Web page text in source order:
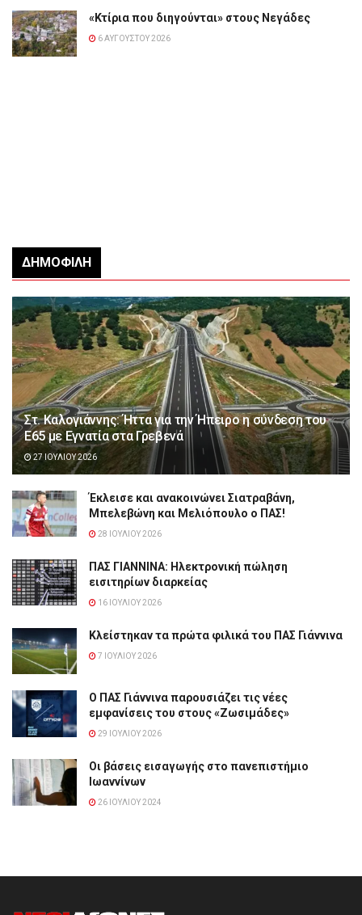
«Κτίρια που διηγούνται» στους Νεγάδες
6 ΑΥΓΟΎΣΤΟΥ 2026
ΔΗΜΟΦΙΛΉ
Στ. Καλογιάννης: Ήττα για την Ήπειρο η σύνδεση του
Ε65 με Εγνατία στα Γρεβενά
27 ΙΟΥΛΊΟΥ 2026
Έκλεισε και ανακοινώνει Σιατραβάνη,
Μπελεβώνη και Μελιόπουλο ο ΠΑΣ!
28 ΙΟΥΛΊΟΥ 2026
ΠΑΣ ΓΙΑΝΝΙΝΑ: Hλεκτρονική πώληση
εισιτηρίων διαρκείας
16 ΙΟΥΛΊΟΥ 2026
Κλείστηκαν τα πρώτα φιλικά του ΠΑΣ Γιάννινα
7 ΙΟΥΛΊΟΥ 2026
Ο ΠΑΣ Γιάννινα παρουσιάζει τις νέες
εμφανίσεις του στους «Ζωσιμάδες»
29 ΙΟΥΛΊΟΥ 2026
Οι βάσεις εισαγωγής στο πανεπιστήμιο
Ιωαννίνων
26 ΙΟΥΛΊΟΥ 2024